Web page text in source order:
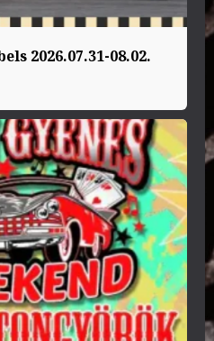
2026.07.31-08.02.